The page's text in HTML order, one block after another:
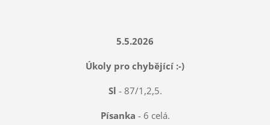
5.5.2026
Úkoly pro chybějící :-)
Sl - 87/1,2,5.
Písanka - 6 celá.